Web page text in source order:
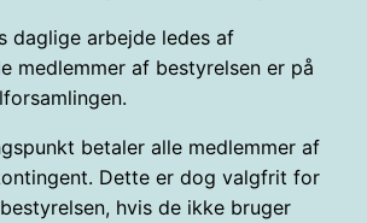
daglige arbejde ledes af
medlemmer af bestyrelsen er på
betaler alle medlemmer af
Dette er dog valgfrit for
hvis de ikke bruger